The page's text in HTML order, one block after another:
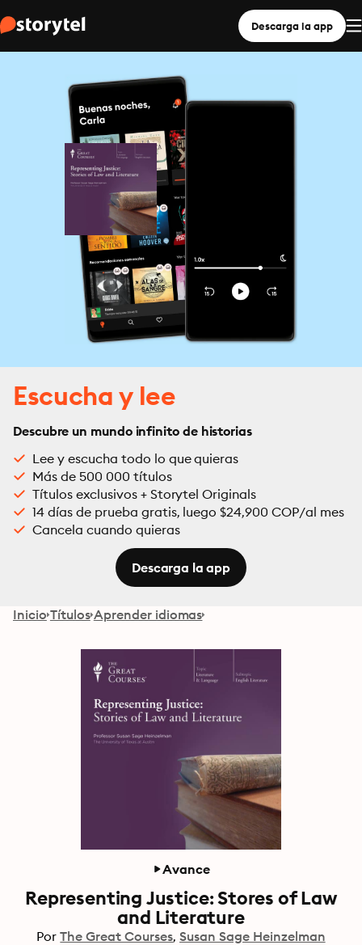
Descarga la app
Escucha y lee
Descubre un mundo infinito de historias
Lee y escucha todo lo que quieras
Más de 500 000 títulos
Títulos exclusivos + Storytel Originals
14 días de prueba gratis, luego $24,900 COP/al mes
Cancela cuando quieras
Descarga la app
Inicio Títulos Aprender idiomas
Avance
Representing Justice: Stores of Law
and Literature
Por The Great Courses Susan Sage Heinzelman